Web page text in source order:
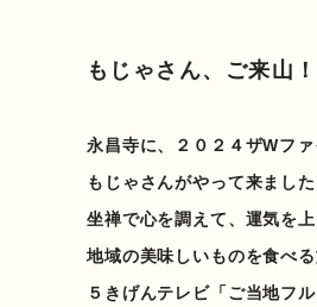
もじゃさん、ご来山！
永昌寺に、２０２４ザWファ
もじゃさんがやって来ました
坐禅で心を調えて、運気を
地域の美味しいものを食べる
５きげんテレビ「ご当地フ